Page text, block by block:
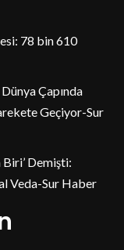
78 bin 610
Çapında
Geçiyor-Sur
Demişti:
Veda-Sur Haber